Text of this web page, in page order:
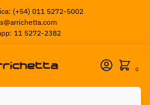
(+54) 011 5272-5002
11 5272-2382
0
de Tinta Canon BCI-3E NEGRO S/CABEZAL